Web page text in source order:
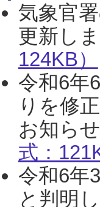
気象官
更新し
124KB）
令和6年
りを修
お知ら
式：
令和6年
と判明